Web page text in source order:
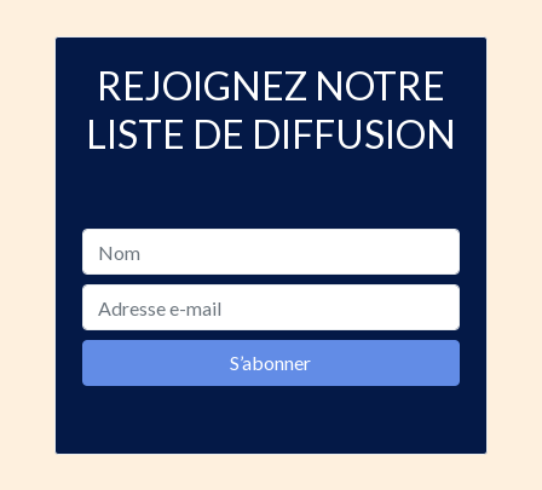
REJOIGNEZ NOTRE
LISTE DE DIFFUSION